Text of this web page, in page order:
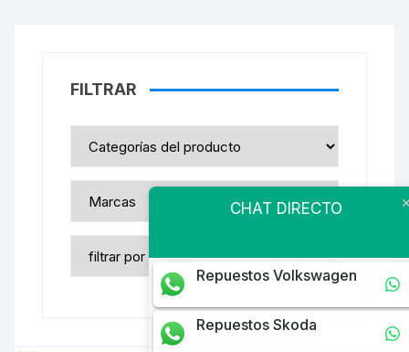
FILTRAR
CHAT DIRECTO
Repuestos Volkswagen
Repuestos Skoda